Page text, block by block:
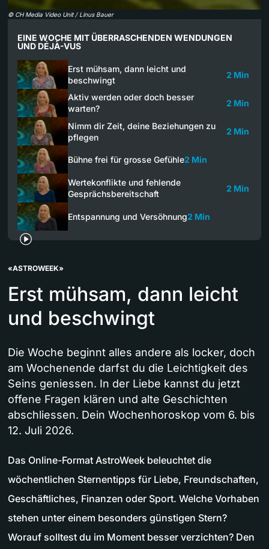
© CH Media Video Unit / Linus Bauer
EINE WOCHE MIT ÜBERRASCHENDEN WENDUNGEN
UND DÉJÀ-VUS
Erst mühsam, dann leicht und
beschwingt
2 Min
Aktiv werden oder doch besser
warten?
2 Min
Nimm dir Zeit, deine Beziehungen zu
pflegen
2 Min
Bühne frei für grosse Gefühle2 Min
Wertekonflikte und fehlende
Gesprächsbereitschaft
2 Min
Entspannung und Versöhnung2 Min
«ASTROWEEK»
Erst mühsam, dann leicht
und beschwingt
Die Woche beginnt alles andere als locker, doch
am Wochenende darfst du die Leichtigkeit des
Seins geniessen. In der Liebe kannst du jetzt
offene Fragen klären und alte Geschichten
abschliessen. Dein Wochenhoroskop vom 6. bis
12. Juli 2026.
Das Online-Format AstroWeek beleuchtet die
wöchentlichen Sternentipps für Liebe, Freundschaften,
Geschäftliches, Finanzen oder Sport. Welche Vorhaben
stehen unter einem besonders günstigen Stern?
Worauf solltest du im Moment besser verzichten? Den